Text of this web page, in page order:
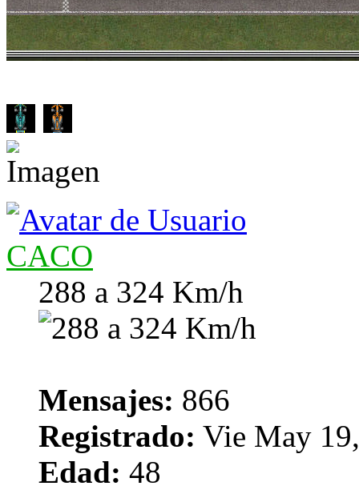
CACO
288 a 324 Km/h
Mensajes: 866
Registrado: Vie May
Edad: 48